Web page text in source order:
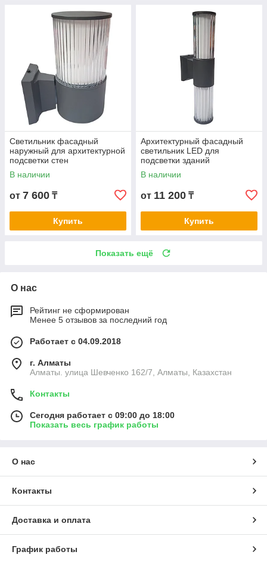
Светильник фасадный
наружный для архитектурной
подсветки стен
В наличии
от 7 600 ₸
Купить
Архитектурный фасадный
светильник LED для
подсветки зданий
В наличии
от 11 200 ₸
Купить
Показать ещё
О нас
Рейтинг не сформирован
Менее 5 отзывов за последний год
Работает с 04.09.2018
г. Алматы
Алматы. улица Шевченко 162/7, Алматы, Казахстан
Контакты
Сегодня работает с 09:00 до 18:00
Показать весь график работы
О нас
Контакты
Доставка и оплата
График работы